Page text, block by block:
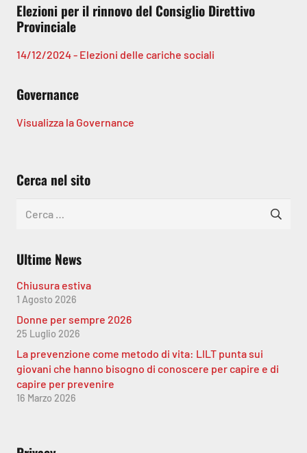
Elezioni per il rinnovo del Consiglio Direttivo
Provinciale
14/12/2024 - Elezioni delle cariche sociali
Governance
Visualizza la Governance
Cerca nel sito
Ultime News
Chiusura estiva
1 Agosto 2026
Donne per sempre 2026
25 Luglio 2026
La prevenzione come metodo di vita: LILT punta sui
giovani che hanno bisogno di conoscere per capire e di
capire per prevenire
16 Marzo 2026